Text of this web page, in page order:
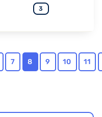
3
7 8 9 10 11